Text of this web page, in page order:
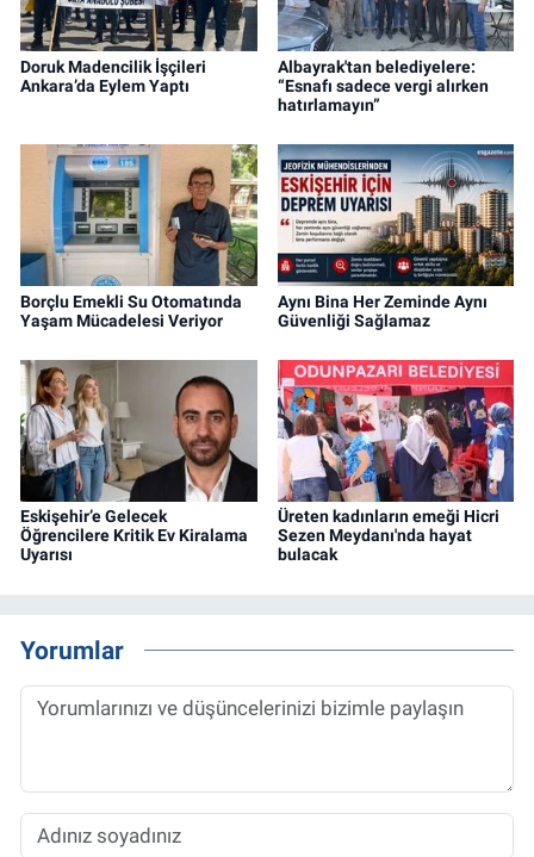
Doruk Madencilik İşçileri
Ankara’da Eylem Yaptı
Albayrak'tan belediyelere:
“Esnafı sadece vergi alırken
hatırlamayın”
Borçlu Emekli Su Otomatında
Yaşam Mücadelesi Veriyor
Aynı Bina Her Zeminde Aynı
Güvenliği Sağlamaz
Eskişehir’e Gelecek
Öğrencilere Kritik Ev Kiralama
Uyarısı
Üreten kadınların emeği Hicri
Sezen Meydanı'nda hayat
bulacak
Yorumlar